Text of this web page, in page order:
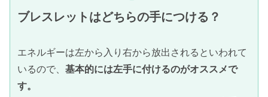
ブレスレットはどちらの手につける？
エネルギーは左から入り右から放出されるといわれて
いるので、 基本的には左手に付けるのがオススメで
す。